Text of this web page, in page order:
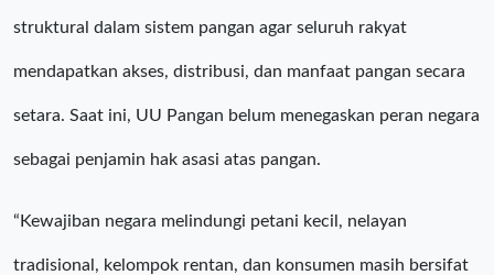
struktural dalam sistem pangan agar seluruh rakyat
mendapatkan akses, distribusi, dan manfaat pangan secara
setara. Saat ini, UU Pangan belum menegaskan peran negara
sebagai penjamin hak asasi atas pangan.
“Kewajiban negara melindungi petani kecil, nelayan
tradisional, kelompok rentan, dan konsumen masih bersifat